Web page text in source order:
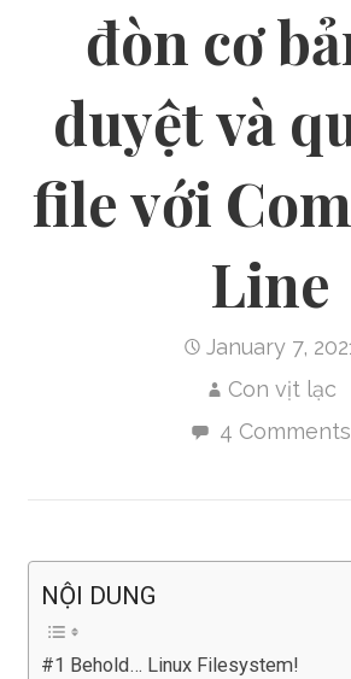
đòn cơ
duyệt và
file với
Line
January 7,
Con vịt lạc
4 Comments
NỘI DUNG
#1 Behold… Linux Filesystem!